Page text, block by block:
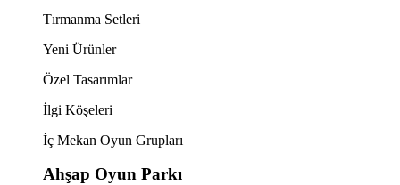
Tırmanma Setleri
Yeni Ürünler
Özel Tasarımlar
İlgi Köşeleri
İç Mekan Oyun Grupları
Ahşap Oyun Parkı